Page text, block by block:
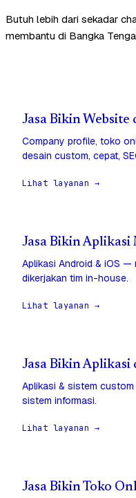
Butuh lebih dari sekadar
membantu di Bangka
Jasa Bikin Website
Company profile, toko
desain custom, cepat,
Lihat layanan →
Jasa Bikin Aplikasi
Aplikasi Android & iOS —
dikerjakan tim in-house.
Lihat layanan →
Jasa Bikin Aplikasi
Aplikasi & sistem
sistem informasi.
Lihat layanan →
Jasa Bikin Toko